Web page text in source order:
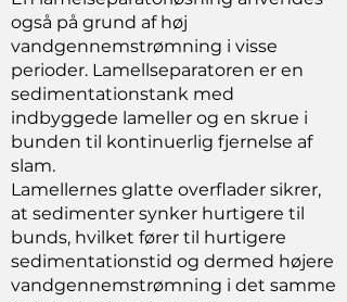
også på grund af høj
vandgennemstrømning i visse
perioder. Lamellseparatoren er en
sedimentationstank med
indbyggede lameller og en skrue i
bunden til kontinuerlig fjernelse af
slam.
Lamellernes glatte overflader sikrer,
at sedimenter synker hurtigere til
bunds, hvilket fører til hurtigere
sedimentationstid og dermed højere
vandgennemstrømning i det samme